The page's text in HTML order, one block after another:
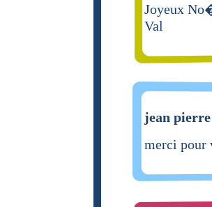
Joyeux
Val
jean
merci pour